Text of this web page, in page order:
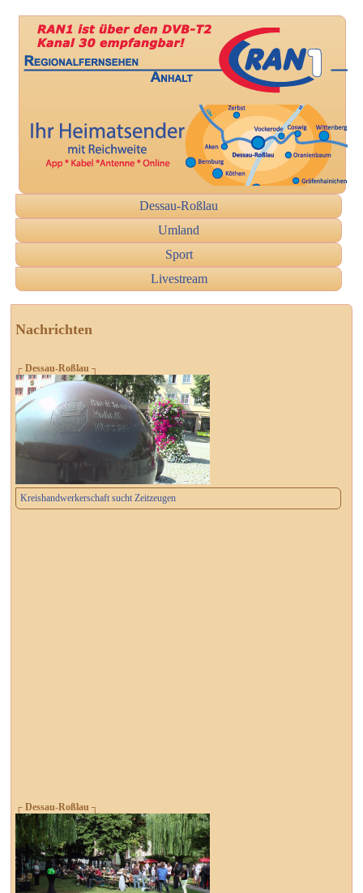
Dessau-Roßlau
Umland
Sport
Livestream
Nachrichten
┌ Dessau-Roßlau ┐
Kreishandwerkerschaft sucht Zeitzeugen
┌ Dessau-Roßlau ┐